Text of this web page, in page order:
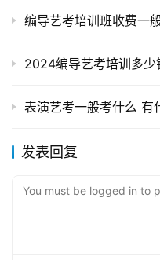
编导艺考培训班收费一
2024编导艺考培训多少
表演艺考一般考什么 有
发表回复
You must be logged in to